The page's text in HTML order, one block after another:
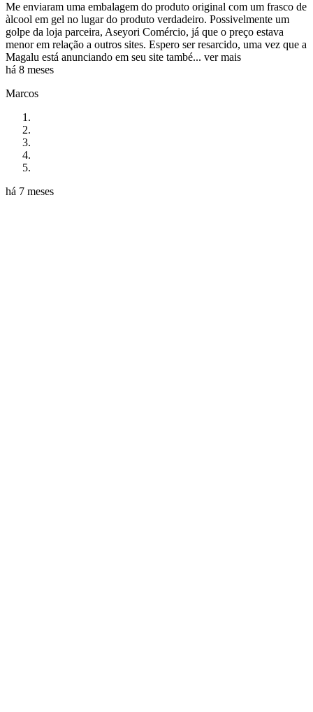
Me enviaram uma embalagem do produto original com um frasco de
àlcool em gel no lugar do produto verdadeiro. Possivelmente um
golpe da loja parceira, Aseyori Comércio, já que o preço estava
menor em relação a outros sites. Espero ser resarcido, uma vez que a
Magalu está anunciando em seu site també... ver mais
há 8 meses
Marcos
há 7 meses